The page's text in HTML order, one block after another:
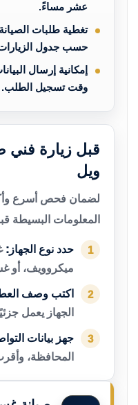
عشر مساءً.
تغطية طلبات
حسب جدول
إمكانية إرسال
وقت تسجيل الطلب.
قبل زيارة فني
ويل
لضمان فحص أسرع
المعلومات البسيطة
1 حدد نوع الجهاز:
ميكروويف، أو
2 اكتب وصف
الجهاز يعمل
3 جهز بيانات
المحافظة،